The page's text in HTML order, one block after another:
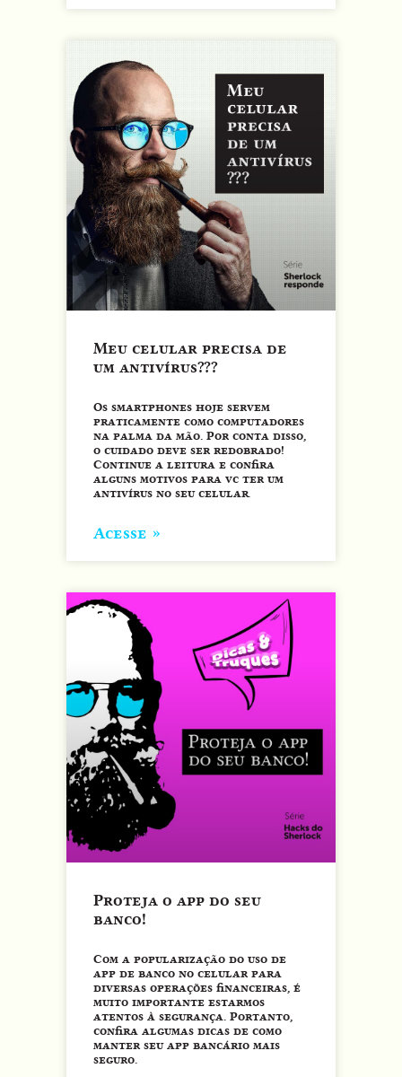
Meu celular precisa de
um antivírus???
Os smartphones hoje servem
praticamente como computadores
na palma da mão. Por conta disso,
o cuidado deve ser redobrado!
Continue a leitura e confira
alguns motivos para vc ter um
antivírus no seu celular.
Acesse »
Proteja o app do seu
banco!
Com a popularização do uso de
app de banco no celular para
diversas operações financeiras, é
muito importante estarmos
atentos à segurança. Portanto,
confira algumas dicas de como
manter seu app bancário mais
seguro.